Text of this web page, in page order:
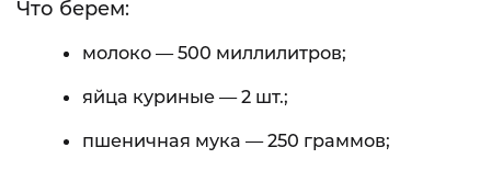
Что берем:
молоко — 500 миллилитров;
яйца куриные — 2 шт.;
пшеничная мука — 250 граммов;